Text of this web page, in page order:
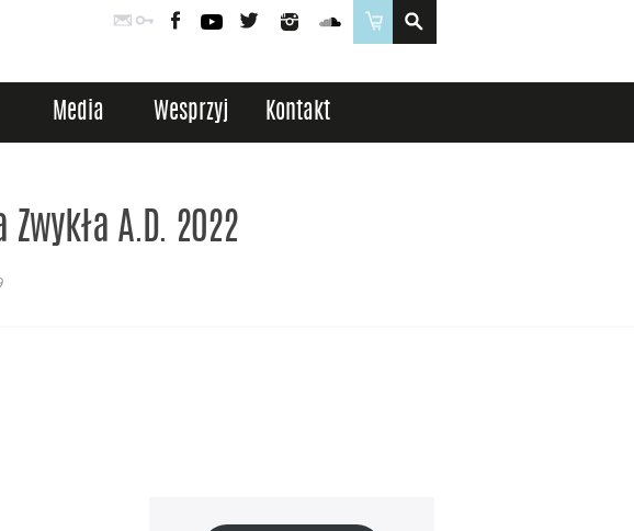
PocztaLogowanie
FacebookYouTubeTwitter InstagramSoundCloud
Sklep
Media Wesprzyj Kontakt
Zwykła A.D. 2022